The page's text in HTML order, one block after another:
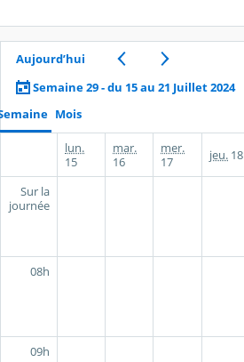
Aujourd’hui
Semaine 29 - du 15 au 21 Juillet 2024
Mois
lun.
15
mar.
16
mer.
17
jeu. 18
Sur la
journée
08h
09h